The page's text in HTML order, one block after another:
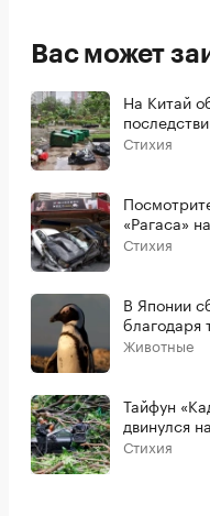
Вас может
На Китай
Стихия
«Рагаса»
Стихия
В Японии
благодаря
Животные
Тайфун
двинулся
Стихия